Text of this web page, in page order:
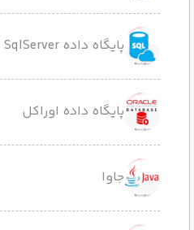
پایگاه داده SqlServer
پایگاه داده اوراکل
جاوا